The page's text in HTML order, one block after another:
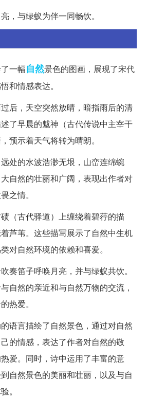
，与绿蚁为伴一同畅饮。
一幅自然景色的图画，展现了宋代
和情感表达。
后，天空突然放晴，暗指雨后的清
了早晨的魃神（古代传说中主宰干
预示着天气将转为晴朗。
处的水波浩渺无垠，山峦连绵蜿
自然的壮丽和广阔，表现出作者对
之情。
（古代驿道）上缠绕着碧荇的描
芦苇。这些描写展示了自然中生机
对自然环境的依赖和喜爱。
奏笛子呼唤月亮，并与绿蚁共饮。
自然的亲近和与自然万物的交流，
热爱。
语言描绘了自然景色，通过对自然
的情感，表达了作者对自然的敬
爱。同时，诗中运用了丰富的意
自然景色的美丽和壮丽，以及与自
。